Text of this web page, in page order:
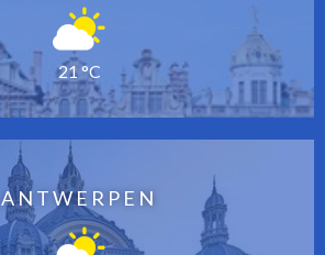
21 °C
ANTWERPEN